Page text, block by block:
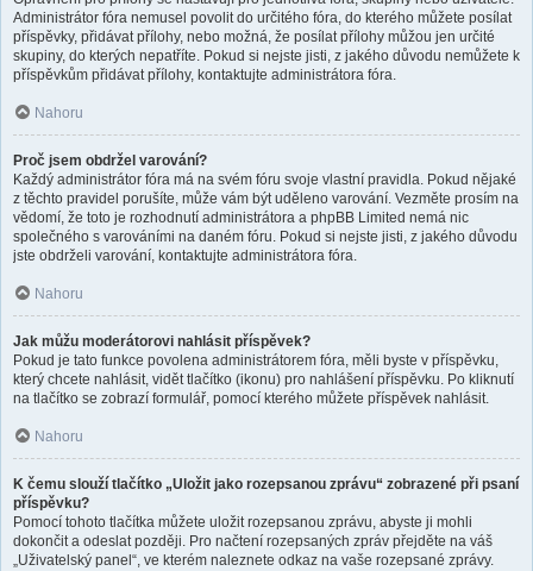
Administrátor fóra nemusel povolit do určitého fóra, do kterého můžete posílat
příspěvky, přidávat přílohy, nebo možná, že posílat přílohy můžou jen určité
skupiny, do kterých nepatříte. Pokud si nejste jisti, z jakého důvodu nemůžete k
příspěvkům přidávat přílohy, kontaktujte administrátora fóra.
Nahoru
Proč jsem obdržel varování?
Každý administrátor fóra má na svém fóru svoje vlastní pravidla. Pokud nějaké
z těchto pravidel porušíte, může vám být uděleno varování. Vezměte prosím na
vědomí, že toto je rozhodnutí administrátora a phpBB Limited nemá nic
společného s varováními na daném fóru. Pokud si nejste jisti, z jakého důvodu
jste obdrželi varování, kontaktujte administrátora fóra.
Nahoru
Jak můžu moderátorovi nahlásit příspěvek?
Pokud je tato funkce povolena administrátorem fóra, měli byste v příspěvku,
který chcete nahlásit, vidět tlačítko (ikonu) pro nahlášení příspěvku. Po kliknutí
na tlačítko se zobrazí formulář, pomocí kterého můžete příspěvek nahlásit.
Nahoru
K čemu slouží tlačítko „Uložit jako rozepsanou zprávu“ zobrazené při psaní
příspěvku?
Pomocí tohoto tlačítka můžete uložit rozepsanou zprávu, abyste ji mohli
dokončit a odeslat později. Pro načtení rozepsaných zpráv přejděte na váš
„Uživatelský panel“, ve kterém naleznete odkaz na vaše rozepsané zprávy.